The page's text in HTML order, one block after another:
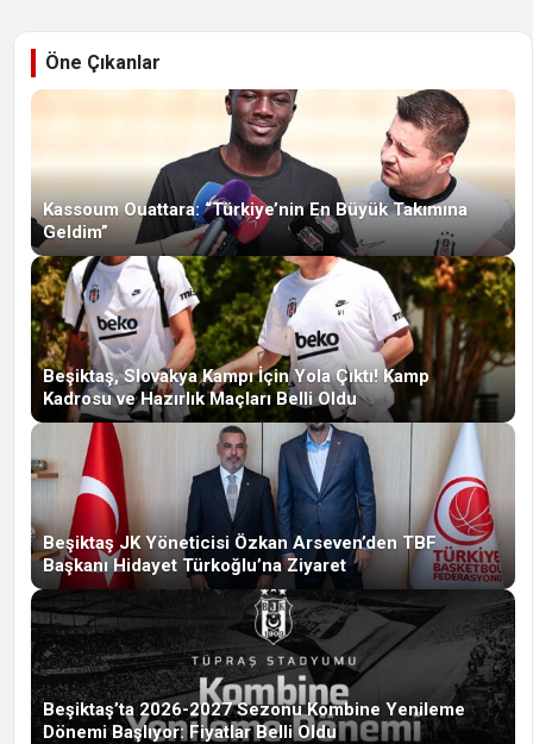
Öne Çıkanlar
Kassoum Ouattara: “Türkiye’nin En Büyük Takımına
Geldim”
Beşiktaş, Slovakya Kampı İçin Yola Çıktı! Kamp
Kadrosu ve Hazırlık Maçları Belli Oldu
Beşiktaş JK Yöneticisi Özkan Arseven’den TBF
Başkanı Hidayet Türkoğlu’na Ziyaret
Beşiktaş’ta 2026-2027 Sezonu Kombine Yenileme
Dönemi Başlıyor: Fiyatlar Belli Oldu